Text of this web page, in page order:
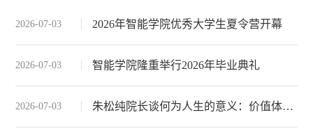
2026-07-03 2026年智能学院优秀大学生夏令营开幕
2026-07-03 智能学院隆重举行2026年毕业典礼
2026-07-03 朱松纯院长谈何为人生的意义：价值体系的追寻、获得与重构